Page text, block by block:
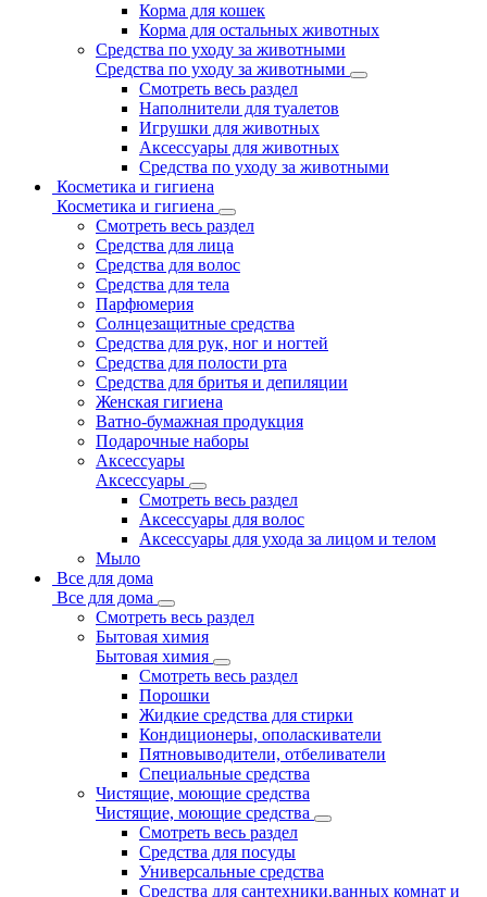
Корма для кошек
Корма для остальных животных
Средства по уходу за животными
Средства по уходу за животными
Смотреть весь раздел
Наполнители для туалетов
Игрушки для животных
Аксессуары для животных
Средства по уходу за животными
Косметика и гигиена
Косметика и гигиена
Смотреть весь раздел
Средства для лица
Средства для волос
Средства для тела
Парфюмерия
Солнцезащитные средства
Средства для рук, ног и ногтей
Средства для полости рта
Средства для бритья и депиляции
Женская гигиена
Ватно-бумажная продукция
Подарочные наборы
Аксессуары
Аксессуары
Смотреть весь раздел
Аксессуары для волос
Аксессуары для ухода за лицом и телом
Мыло
Все для дома
Все для дома
Смотреть весь раздел
Бытовая химия
Бытовая химия
Смотреть весь раздел
Порошки
Жидкие средства для стирки
Кондиционеры, ополаскиватели
Пятновыводители, отбеливатели
Специальные средства
Чистящие, моющие средства
Чистящие, моющие средства
Смотреть весь раздел
Средства для посуды
Универсальные средства
Средства для сантехники,ванных комнат и